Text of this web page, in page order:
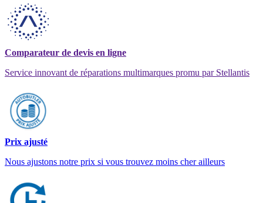
Comparateur de devis en ligne
Service innovant de réparations multimarques promu par Stellantis
Prix ajusté
Nous ajustons notre prix si vous trouvez moins cher ailleurs